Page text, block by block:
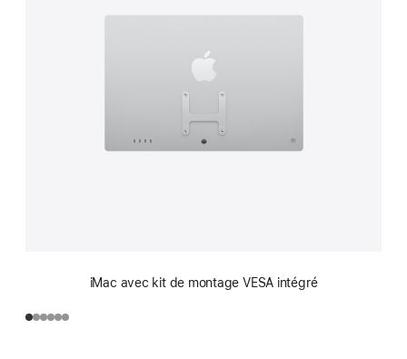
iMac avec kit de montage VESA intégré